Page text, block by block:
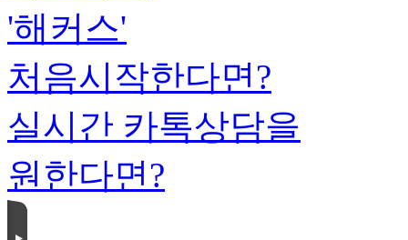
'해커스'
처음시작한다면?
실시간 카톡상담을
원한다면?